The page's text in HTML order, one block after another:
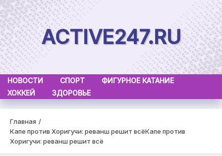
Skip
to
content
ACTIVE247.RU
НОВОСТИ СПОРТ
ФИГУРНОЕ КАТАНИЕ
ХОККЕЙ
ЗДОРОВЬЕ
Главная
Капе против Хоригучи: реванш решит всёКапе против
Хоригучи: реванш решит всё